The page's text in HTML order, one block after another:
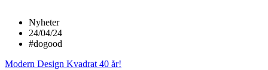
Nyheter
24/04/24
#dogood
Modern Design Kvadrat 40 år!